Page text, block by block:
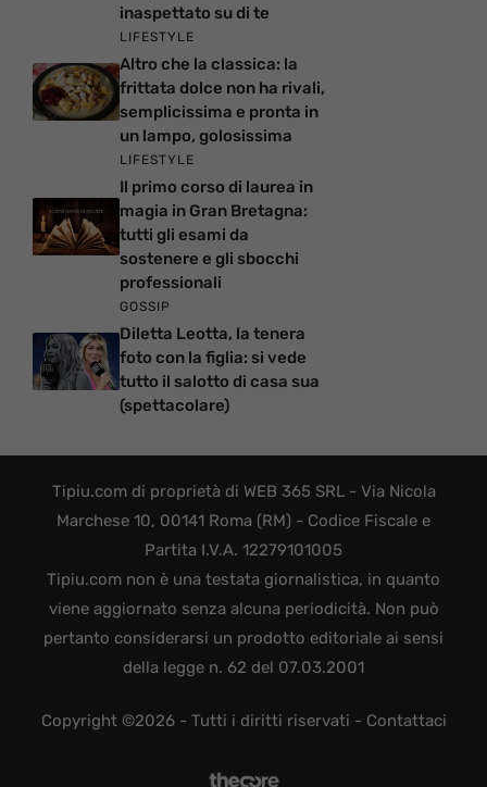
inaspettato su di te
LIFESTYLE
Altro che la classica: la
frittata dolce non ha rivali,
semplicissima e pronta in
un lampo, golosissima
LIFESTYLE
Il primo corso di laurea in
magia in Gran Bretagna:
tutti gli esami da
sostenere e gli sbocchi
professionali
GOSSIP
Diletta Leotta, la tenera
foto con la figlia: si vede
tutto il salotto di casa sua
(spettacolare)
Tipiu.com di proprietà di WEB 365 SRL - Via Nicola
Marchese 10, 00141 Roma (RM) - Codice Fiscale e
Partita I.V.A. 12279101005
Tipiu.com non è una testata giornalistica, in quanto
viene aggiornato senza alcuna periodicità. Non può
pertanto considerarsi un prodotto editoriale ai sensi
della legge n. 62 del 07.03.2001
Copyright ©2026 - Tutti i diritti riservati - Contattaci